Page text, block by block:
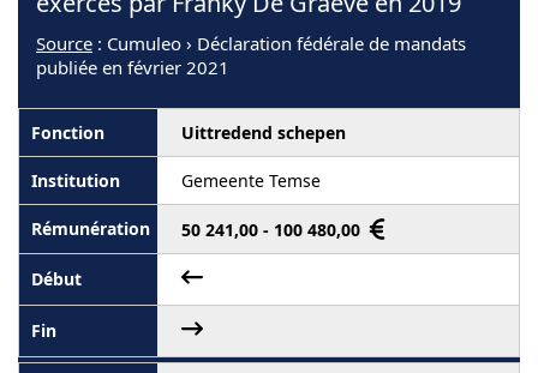
Source : Cumuleo › Déclaration fédérale de mandats
publiée en février 2021
Uittredend schepen
Gemeente Temse
50 241,00 - 100 480,00